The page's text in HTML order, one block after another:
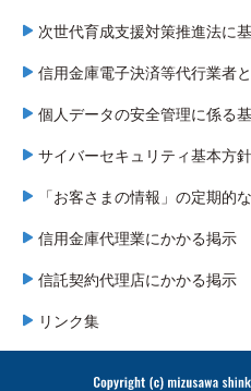
次世代育成支援対策推進法に
信用金庫電子決済等代行業者
個人データの安全管理に係る
サイバーセキュリティ基本方針
「お客さまの情報」の定期的
信用金庫代理業にかかる掲示
信託契約代理店にかかる掲示
リンク集